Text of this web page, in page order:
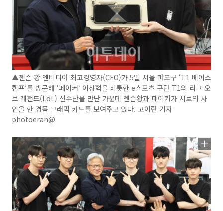
▲젠슨 황 엔비디아 최고경영자(CEO)가 5일 서울 마포구 ‘T1 베이스
캠프’를 방문해 ‘페이커‘ 이상혁을 비롯한 e스포츠 구단 T1의 리그 오
브 레전드(LoL) 선수단을 만난 가운데 젠슨황과 페이커가 서로의 사
인을 한 경품 그래픽 카드를 보여주고 있다. 고이란 기자
photoeran@